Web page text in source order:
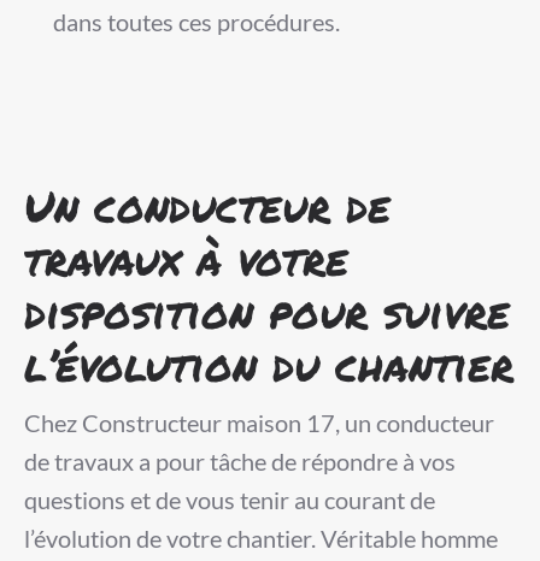
dans toutes ces procédures.
Un conducteur de
travaux à votre
disposition pour suivre
l’évolution du chantier
Chez Constructeur maison 17, un conducteur
de travaux a pour tâche de répondre à vos
questions et de vous tenir au courant de
l’évolution de votre chantier. Véritable homme